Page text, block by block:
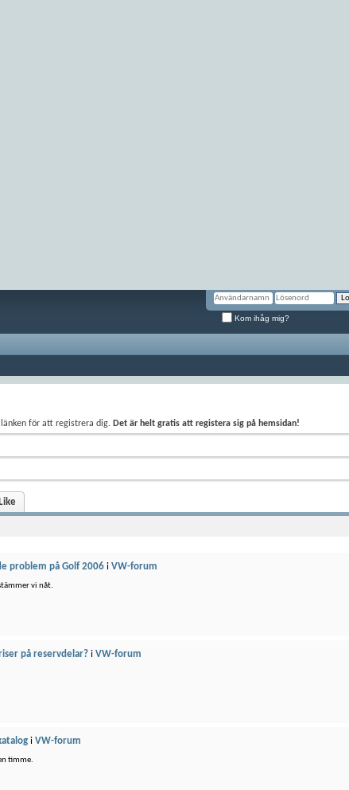
Kom ihåg mig?
länken för att registrera dig. Det är helt gratis att registera sig på hemsidan!
problem på Golf 2006 i VW-forum
vi nåt.
på reservdelar? i VW-forum
i VW-forum
timme.